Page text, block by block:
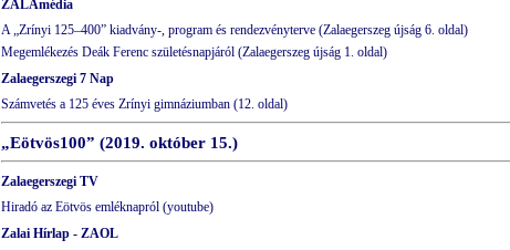
ZALAmédia
A „Zrínyi 125–400” kiadvány-, program és rendezvényterve (Zalaegerszeg újság 6. oldal)
Megemlékezés Deák Ferenc születésnapjáról (Zalaegerszeg újság 1. oldal)
Zalaegerszegi 7 Nap
Számvetés a 125 éves Zrínyi gimnáziumban (12. oldal)
„Eötvös100” (2019. október 15.)
Zalaegerszegi TV
Hiradó az Eötvös emléknapról (youtube)
Zalai Hírlap - ZAOL